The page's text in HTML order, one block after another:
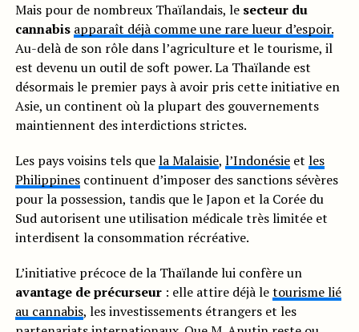
Mais pour de nombreux Thaïlandais, le secteur du
cannabis apparaît déjà comme une rare lueur d’espoir.
Au-delà de son rôle dans l’agriculture et le tourisme, il
est devenu un outil de soft power. La Thaïlande est
désormais le premier pays à avoir pris cette initiative en
Asie, un continent où la plupart des gouvernements
maintiennent des interdictions strictes.
Les pays voisins tels quela Malaisie, l’Indonésieet les
Philippinescontinuent d’imposer des sanctions sévères
pour la possession, tandis que le Japon et la Corée du
Sud autorisent une utilisation médicale très limitée et
interdisent la consommation récréative.
L’initiative précoce de la Thaïlande lui confère un
avantage de précurseur: elle attire déjà letourisme lié
au cannabis, les investissements étrangers et les